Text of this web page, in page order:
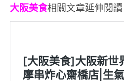
大阪美食相關文章延伸閱讀